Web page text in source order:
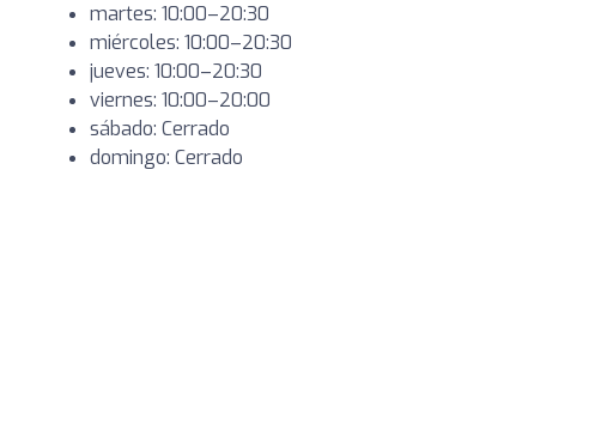
martes: 10:00–20:30
miércoles: 10:00–20:30
jueves: 10:00–20:30
viernes: 10:00–20:00
sábado: Cerrado
domingo: Cerrado